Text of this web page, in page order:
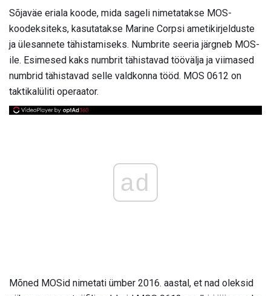
Sõjaväe eriala koode, mida sageli nimetatakse MOS-
koodeksiteks, kasutatakse Marine Corpsi ametikirjelduste
ja ülesannete tähistamiseks. Numbrite seeria järgneb MOS-
ile. Esimesed kaks numbrit tähistavad töövälja ja viimased
numbrid tähistavad selle valdkonna tööd. MOS 0612 on
taktikalüliti operaator.
ad
Mõned MOSid nimetati ümber 2016. aastal, et nad oleksid